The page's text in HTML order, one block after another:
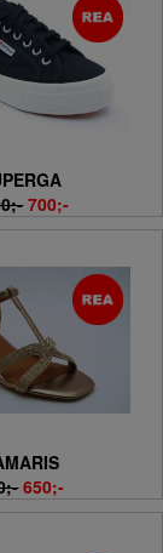
700;-
650;-